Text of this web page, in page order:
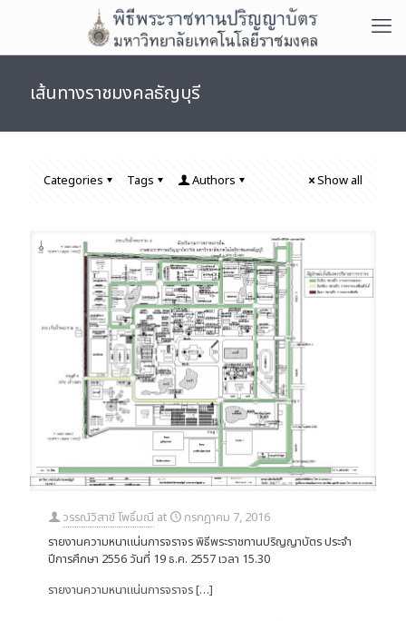
เส้นทางราชมงคลธัญบุรี
Categories Tags Authors Show all
วรรณ์วิสาข์ โพธิ์มณี at
กรกฎาคม 7, 2016
รายงานความหนาแน่นการจราจร พิธีพระราชทานปริญญาบัตร ประจำ
ปีการศึกษา 2556 วันที่ 19 ธ.ค. 2557 เวลา 15.30
รายงานความหนาแน่นการจราจร[…]